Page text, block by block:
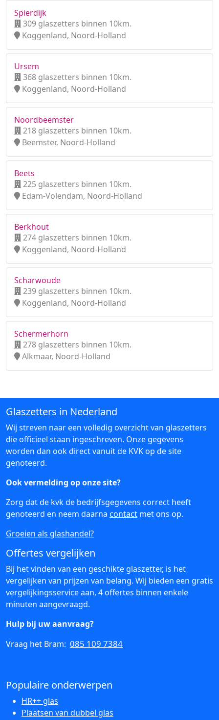
Spierdijk
309 glaszetters binnen 10km.
Koggenland, Noord-Holland
Ursem
368 glaszetters binnen 10km.
Koggenland, Noord-Holland
Noordbeemster
218 glaszetters binnen 10km.
Beemster, Noord-Holland
Beets
225 glaszetters binnen 10km.
Edam-Volendam, Noord-Holland
Berkhout
274 glaszetters binnen 10km.
Koggenland, Noord-Holland
Scharwoude
239 glaszetters binnen 10km.
Koggenland, Noord-Holland
Schermerhorn
278 glaszetters binnen 10km.
Alkmaar, Noord-Holland
Glaszetters in Nederland
Wij streven naar een volledig overzicht van glaszetters
die officieel staan ingeschreven. Onze gegevens
worden dan ook direct vanuit de KVK op de site
genoteerd.
Ook vermelding op onze site?
Zorg dat de kvk de bedrijfsgegevens correct heeft
genoteerd en neem daarna contact met ons op.
Groeien als glashandel?
Offertes vergelijken
Bij het vinden van een geschikte glaszetter, is het
vergelijken van prijzen van belang. Wij bieden een gratis
vergelijkingsservice aan, 4 offertes binnen enkele
minuten aangevraagd.
Hulp bij uw aanvraag?
Vraag het Bram: 085 109 7384
Populaire onderwerpen
HR++ glas
Plaatsen van dubbel glas